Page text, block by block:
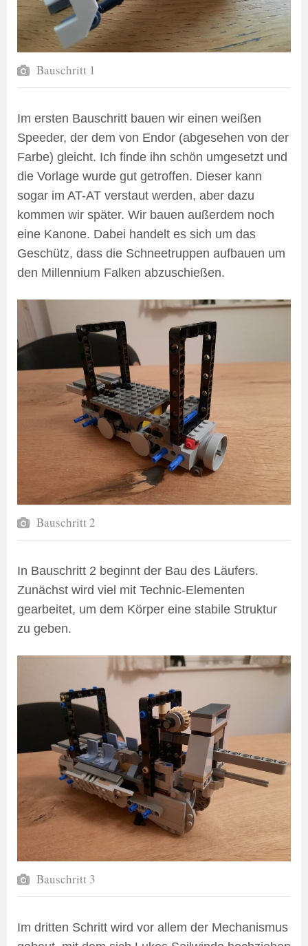
Bauschritt 1
Im ersten Bauschritt bauen wir einen weißen
Speeder, der dem von Endor (abgesehen von der
Farbe) gleicht. Ich finde ihn schön umgesetzt und
die Vorlage wurde gut getroffen. Dieser kann
sogar im AT-AT verstaut werden, aber dazu
kommen wir später. Wir bauen außerdem noch
eine Kanone. Dabei handelt es sich um das
Geschütz, dass die Schneetruppen aufbauen um
den Millennium Falken abzuschießen.
Bauschritt 2
In Bauschritt 2 beginnt der Bau des Läufers.
Zunächst wird viel mit Technic-Elementen
gearbeitet, um dem Körper eine stabile Struktur
zu geben.
Bauschritt 3
Im dritten Schritt wird vor allem der Mechanismus